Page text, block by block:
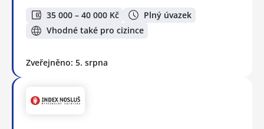
35 000 – 40 000 Kč
Plný úvazek
Vhodné také pro cizince
Zveřejněno: 5. srpna